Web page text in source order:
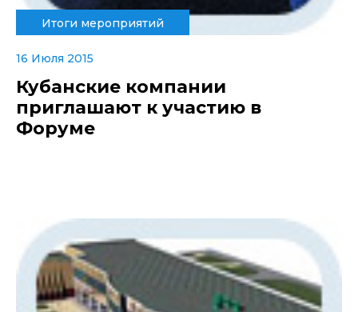
Итоги мероприятий
16 Июля 2015
Кубанские компании
приглашают к участию в
Форуме